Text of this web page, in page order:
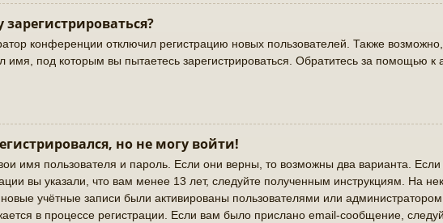
конференции отключил регистрацию новых пользователей. Также
имя, под которым вы пытаетесь зарегистрироваться. Обратитесь за помощью к
но не могу войти!
имя пользователя и пароль. Если они верны, то возможны два варианта.
вы указали, что вам менее 13 лет, следуйте полученным инструкциям. На
учётные записи были активированы пользователями или
в процессе регистрации. Если вам было прислано email-сообщение,